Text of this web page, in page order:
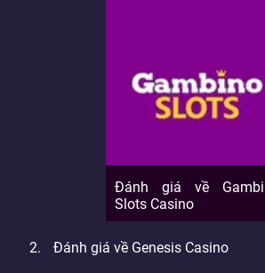
Đánh giá về
Slots Casino
Đánh giá về Genesis Casino